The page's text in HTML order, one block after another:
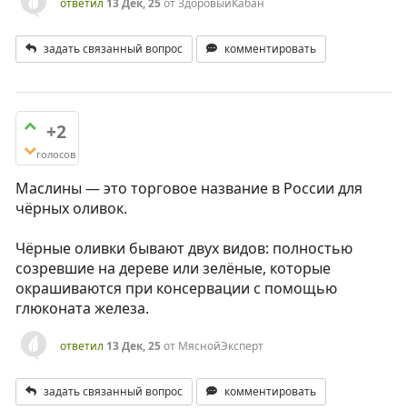
задать связанный вопрос комментировать
+2
голосов
Маслины — это торговое название в России для
чёрных оливок.
Чёрные оливки бывают двух видов: полностью
созревшие на дереве или зелёные, которые
окрашиваются при консервации с помощью
глюконата железа.
ответил 13 Дек, 25от МяснойЭксперт
задать связанный вопрос комментировать